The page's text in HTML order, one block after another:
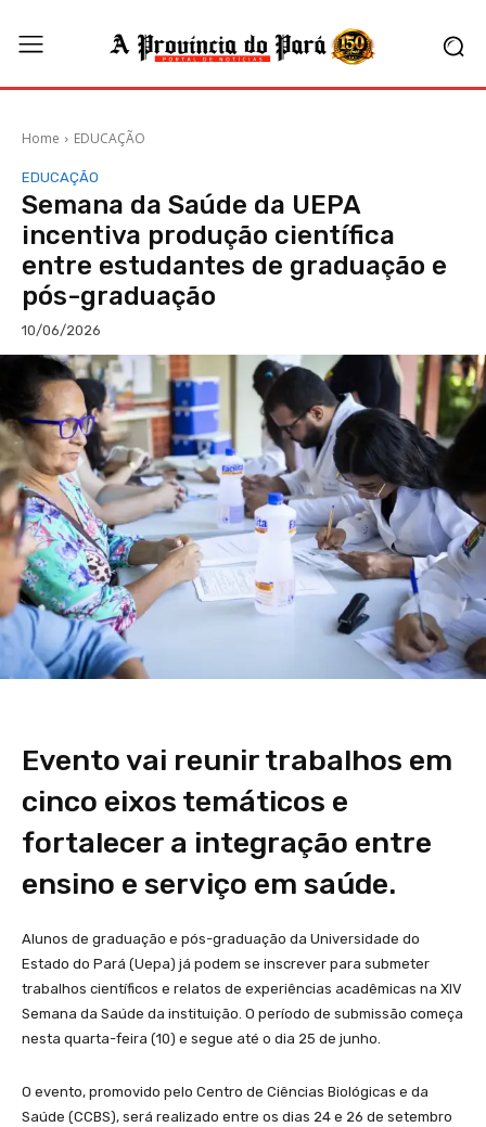
Home EDUCAÇÃO
EDUCAÇÃO
Semana da Saúde da UEPA
incentiva produção científica
entre estudantes de graduação e
pós-graduação
10/06/2026
Evento vai reunir trabalhos em
cinco eixos temáticos e
fortalecer a integração entre
ensino e serviço em saúde.
Alunos de graduação e pós-graduação da Universidade do
Estado do Pará (Uepa) já podem se inscrever para submeter
trabalhos científicos e relatos de experiências acadêmicas na XIV
Semana da Saúde da instituição. O período de submissão começa
nesta quarta-feira (10) e segue até o dia 25 de junho.
O evento, promovido pelo Centro de Ciências Biológicas e da
Saúde (CCBS), será realizado entre os dias 24 e 26 de setembro